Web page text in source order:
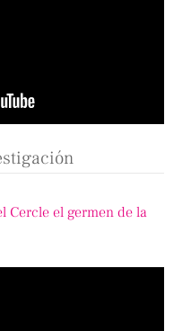
Cercle el germen de la